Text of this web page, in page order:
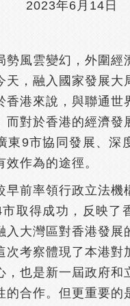
2023年6月14日
勢風雲變幻，外圍經
天，融入國家發展大
香港來說，與聯通世
而對於香港的經濟發
東9市協同發展、深
效作為的途徑。
早前率領行政立法機
取得成功，反映了
入大灣區對香港發展
次考察體現了本港對
，也是新一屆政府和
的合作。但更重要的